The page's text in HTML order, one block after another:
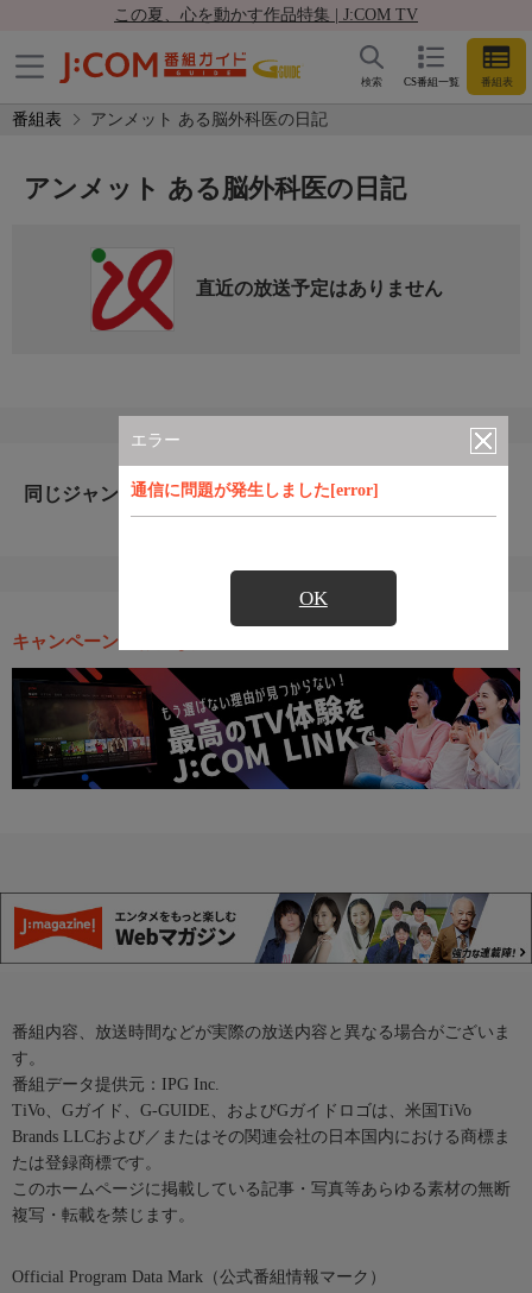
この夏、心を動かす作品特集 | J:COM TV
CS番組一覧 番組表
検索
番組表 アンメット ある脳外科医の日記
エラー
通信に問題が発生しました[error]
OK
アンメット ある脳外科医の日記
直近の放送予定はありません
同じジャンルのおすすめ番組
キャンペーン・お得な情報
番組内容、放送時間などが実際の放送内容と異なる場合がございま
す。
番組データ提供元：IPG Inc.
TiVo、Gガイド、G-GUIDE、およびGガイドロゴは、米国TiVo
Brands LLCおよび／またはその関連会社の日本国内における商標ま
たは登録商標です。
このホームページに掲載している記事・写真等あらゆる素材の無断
複写・転載を禁じます。
Official Program Data Mark（公式番組情報マーク）